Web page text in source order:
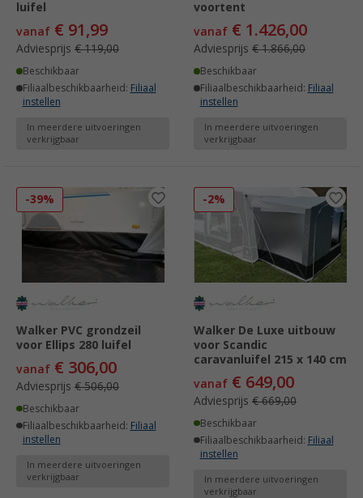
luifel
vanaf € 91,99
Adviesprijs € 119,00
Beschikbaar
Filiaalbeschikbaarheid: Filiaal
instellen
In meerdere uitvoeringen
verkrijgbaar
voortent
vanaf € 1.426,00
Adviesprijs € 1.866,00
Beschikbaar
Filiaalbeschikbaarheid: Filiaal
instellen
In meerdere uitvoeringen
verkrijgbaar
-39%
Walker PVC grondzeil
voor Ellips 280 luifel
vanaf € 306,00
Adviesprijs € 506,00
Beschikbaar
Filiaalbeschikbaarheid: Filiaal
instellen
In meerdere uitvoeringen
verkrijgbaar
-2%
Walker De Luxe uitbouw
voor Scandic
caravanluifel 215 x 140 cm
vanaf € 649,00
Adviesprijs € 669,00
Beschikbaar
Filiaalbeschikbaarheid: Filiaal
instellen
In meerdere uitvoeringen
verkrijgbaar